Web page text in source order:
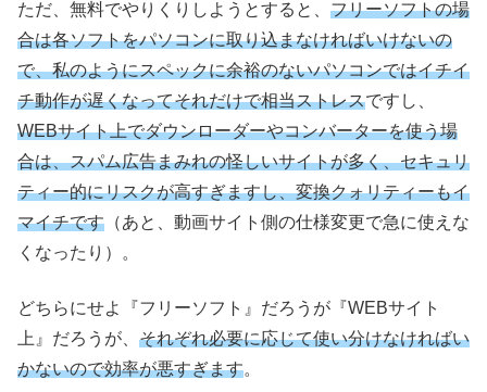
ただ、無料でやりくりしようとすると、 フリーソフトの場
合は各ソフトをパソコンに取り込まなければいけないの
で、私のようにスペックに余裕のないパソコンではイチイ
チ動作が遅くなってそれだけで相当ストレスですし、
WEBサイト上でダウンローダーやコンバーターを使う場
合は、スパム広告まみれの怪しいサイトが多く、セキュリ
ティー的にリスクが高すぎますし、変換クォリティーもイ
マイチです （あと、動画サイト側の仕様変更で急に使えな
くなったり）。
どちらにせよ『フリーソフト』だろうが『WEBサイト
上』だろうが、 それぞれ必要に応じて使い分けなければい
かないので効率が悪すぎます。